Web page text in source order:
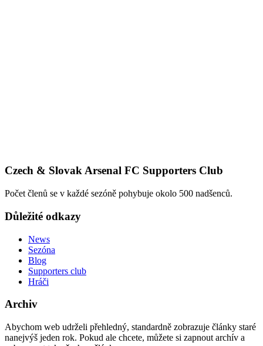
Czech & Slovak Arsenal FC Supporters Club
Počet členů se v každé sezóně pohybuje okolo 500 nadšenců.
Důležité odkazy
News
Sezóna
Blog
Supporters club
Hráči
Archiv
Abychom web udrželi přehledný, standardně zobrazuje články staré
nanejvýš jeden rok. Pokud ale chcete, můžete si zapnout archív a